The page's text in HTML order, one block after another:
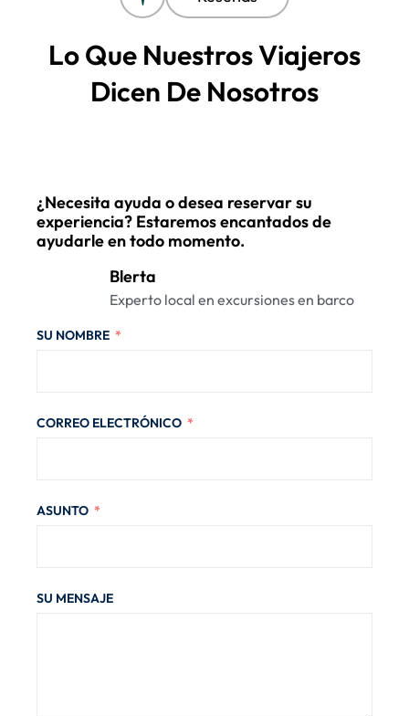
Lo Que Nuestros Viajeros
Dicen De Nosotros
¿Necesita ayuda o desea reservar su
experiencia? Estaremos encantados de
ayudarle en todo momento.
Blerta
Experto local en excursiones en barco
SU NOMBRE
CORREO ELECTRÓNICO
ASUNTO
SU MENSAJE